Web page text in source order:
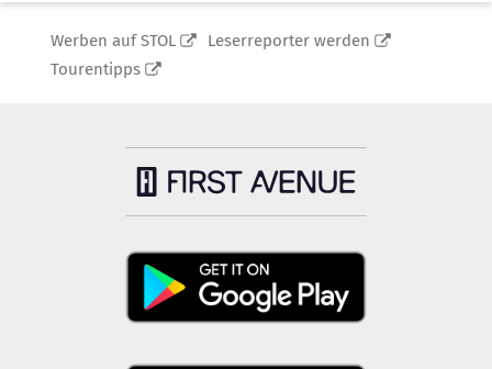
Werben auf STOL
Leserreporter werden
Tourentipps